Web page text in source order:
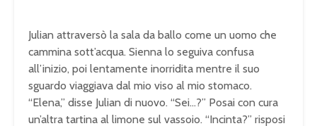
Julian attraversò la sala da ballo come un uomo che
cammina sott’acqua. Sienna lo seguiva confusa
all’inizio, poi lentamente inorridita mentre il suo
sguardo viaggiava dal mio viso al mio stomaco.
“Elena,” disse Julian di nuovo. “Sei…?” Posai con cura
un’altra tartina al limone sul vassoio. “Incinta?” risposi